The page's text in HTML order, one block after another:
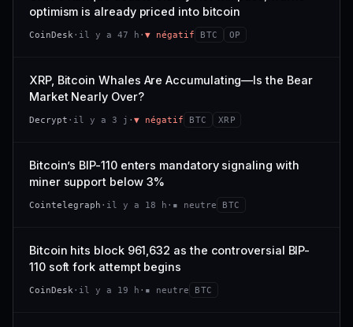
CONFIANCE
VAR. 7 J VAR. 30 J
CONFIANCE
momentum 24 h dégradé (+0,0 %), volume 24 h atone
(0,9 % de sa capitalisation échangés).
538 M$ 4,7 M$
−2,9 % −1,9 %
−50,0 % #93
CONFIANCE
optimism is already priced into bitcoin
CoinDesk · il y a 47 h · ▼ négatif BTC OP
XRP, Bitcoin Whales Are Accumulating—Is the Bear
Market Nearly Over?
Decrypt · il y a 3 j · ▼ négatif BTC XRP
Bitcoin’s BIP-110 enters mandatory signaling with
miner support below 3%
Cointelegraph · il y a 18 h · ▪ neutre BTC
Bitcoin hits block 961,632 as the controversial BIP-
110 soft fork attempt begins
CoinDesk · il y a 19 h · ▪ neutre BTC